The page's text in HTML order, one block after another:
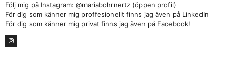
Följ mig på Instagram: @mariabohrnertz (öppen profil)
För dig som känner mig proffesionellt finns jag även på LinkedIn
För dig som känner mig privat finns jag även på Facebook!